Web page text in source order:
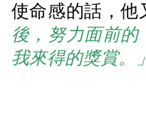
使命感的話，他
後，努力面前
我來得的獎賞。